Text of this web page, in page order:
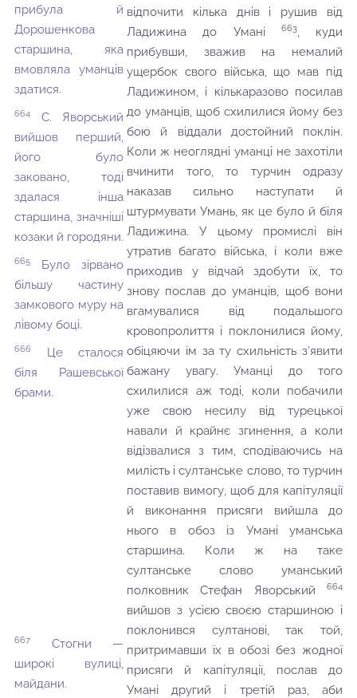
прибула й
Дорошенкова
старшина, яка
вмовляла уманців
здатися.
664
С. Яворський
вийшов перший,
його було
заковано, тоді
здалася інша
старшина, значніші
козаки й городяни.
665
Було зірвано
більшу частину
замкового муру на
лівому боці.
666
Це сталося
біля Рашевської
брами.
667
Стогни —
широкі вулиці,
майдани.
відпочити кілька днів і рушив від
Ладижина до Умані
663, куди
прибувши, зважив на немалий
ущербок свого війська, що мав під
Ладижином, і кількаразово посилав
до уманців, щоб схилилися йому без
бою й віддали достойний поклін.
Коли ж неоглядні уманці не захотіли
вчинити того, то турчин одразу
наказав сильно наступати й
штурмувати Умань, як це було й біля
Ладижина. У цьому промислі він
утратив багато війська, і коли вже
приходив у відчай здобути їх, то
знову послав до уманців, щоб вони
вгамувалися від подальшого
кровопролиття і поклонилися йому,
обіцяючи їм за ту схильність з’явити
бажану увагу. Уманці до того
схилилися аж тоді, коли побачили
уже свою несилу від турецької
навали й крайнє згинення, а коли
відізвалися з тим, сподіваючись на
милість і султанське слово, то турчин
поставив вимогу, щоб для капітуляції
й виконання присяги вийшла до
нього в обоз із Умані уманська
старшина. Коли ж на таке
султанське слово уманський
полковник Стефан Яворський
664
вийшов з усією своєю старшиною і
поклонився султанові, так той,
притримавши їх в обозі без жодної
присяги й капітуляції, послав до
Умані другий і третій раз, аби